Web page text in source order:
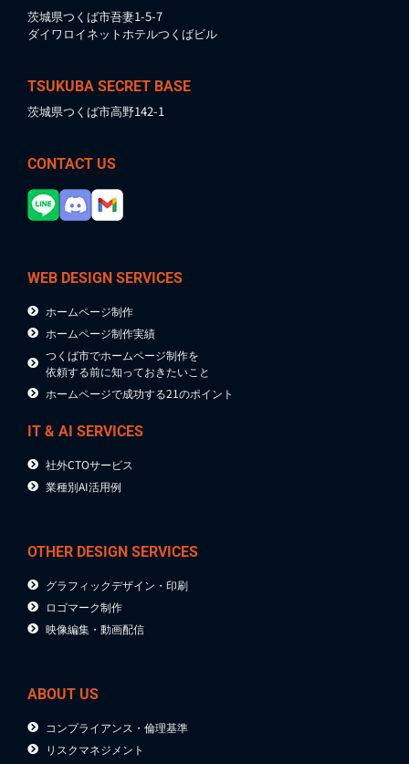
茨城県つくば市吾妻1-5-7
ダイワロイネットホテルつくばビル
TSUKUBA SECRET BASE
茨城県つくば市高野142-1
CONTACT US
WEB DESIGN SERVICES
ホームページ制作
ホームページ制作実績
つくば市でホームページ制作を
依頼する前に知っておきたいこと
ホームページで成功する21のポイント
IT & AI SERVICES
社外CTOサービス
業種別AI活用例
OTHER DESIGN SERVICES
グラフィックデザイン・印刷
ロゴマーク制作
映像編集・動画配信
ABOUT US
コンプライアンス・倫理基準
リスクマネジメント